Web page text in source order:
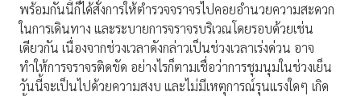
พร้อมกันนี้ก็ได้สั่งการให้ตำรวจจราจรไปคอยอำนวยความสะดวก
ในการเดินทาง และระบายการจราจรบริเวณโดยรอบด้วยเช่น
เดียวกัน เนื่องจากช่วงเวลาดังกล่าวเป็นช่วงเวลาเร่งด่วน อาจ
ทำให้การจราจรติดขัด อย่างไรก็ตามเชื่อว่าการชุมนุมในช่วงเย็น
วันนี้จะเป็นไปด้วยความสงบ และไม่มีเหตุการณ์รุนแรงใดๆ เกิด